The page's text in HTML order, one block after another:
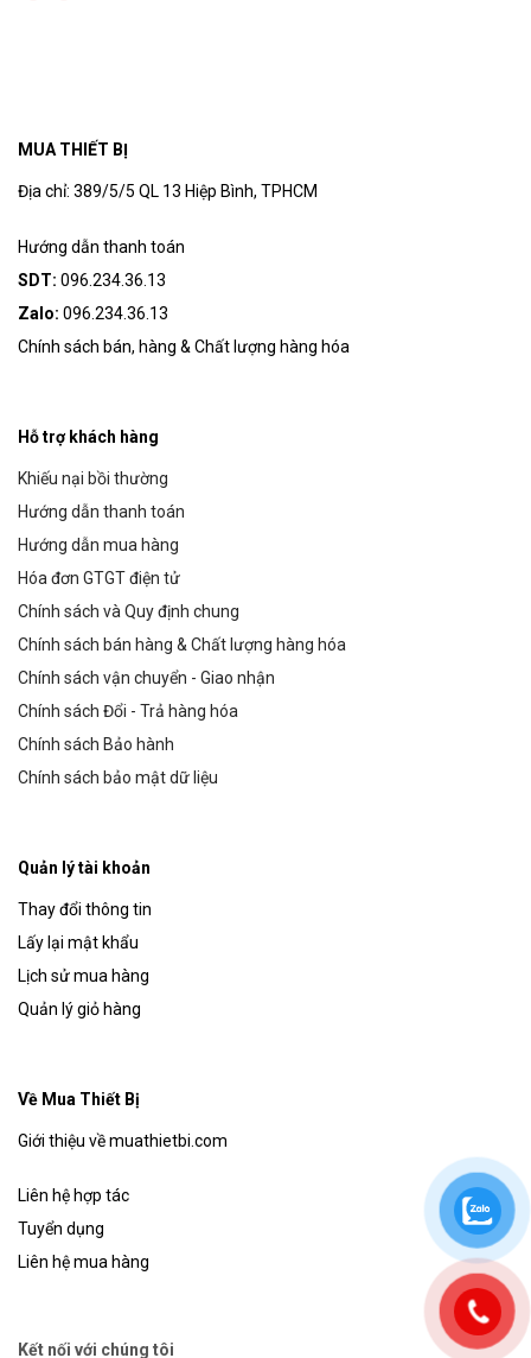
MUA THIẾT BỊ
Địa chỉ: 389/5/5 QL 13 Hiệp Bình, TPHCM
Hướng dẫn thanh toán
SDT: 096.234.36.13
Zalo: 096.234.36.13
Chính sách bán, hàng & Chất lượng hàng hóa
Hỗ trợ khách hàng
Khiếu nại bồi thường
Hướng dẫn thanh toán
Hướng dẫn mua hàng
Hóa đơn GTGT điện tử
Chính sách và Quy định chung
Chính sách bán hàng & Chất lượng hàng hóa
Chính sách vận chuyển - Giao nhận
Chính sách Đổi - Trả hàng hóa
Chính sách Bảo hành
Chính sách bảo mật dữ liệu
Quản lý tài khoản
Thay đổi thông tin
Lấy lại mật khẩu
Lịch sử mua hàng
Quản lý giỏ hàng
Về Mua Thiết Bị
Giới thiệu về muathietbi.com
Liên hệ hợp tác
Tuyển dụng
Liên hệ mua hàng
Kết nối với chúng tôi